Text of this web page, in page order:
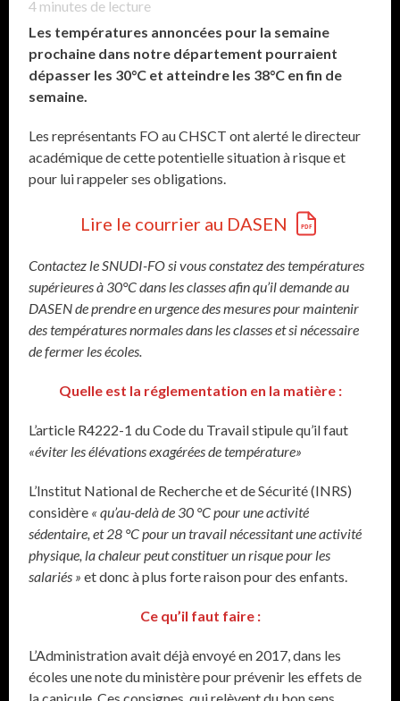
4 minutes de lecture
Les températures annoncées pour la semaine
prochaine dans notre département pourraient
dépasser les 30°C et atteindre les 38°C en fin de
semaine.
Les représentants FO au CHSCT ont alerté le directeur
académique de cette potentielle situation à risque et
pour lui rappeler ses obligations.
Lire le courrier au DASEN
Contactez le SNUDI-FO si vous constatez des températures
supérieures à 30°C dans les classes afin qu’il demande au
DASEN de prendre en urgence des mesures pour maintenir
des températures normales dans les classes et si nécessaire
de fermer les écoles.
Quelle est la réglementation en la matière :
L’article R4222-1 du Code du Travail stipule qu’il faut
«éviter les élévations exagérées de température»
L’Institut National de Recherche et de Sécurité (INRS)
considère « qu’au-delà de 30 °C pour une activité
sédentaire, et 28 °C pour un travail nécessitant une activité
physique, la chaleur peut constituer un risque pour les
salariés » et donc à plus forte raison pour des enfants.
Ce qu’il faut faire :
L’Administration avait déjà envoyé en 2017, dans les
écoles une note du ministère pour prévenir les effets de
la canicule. Ces consignes, qui relèvent du bon sens